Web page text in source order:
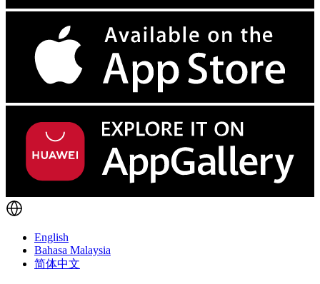
English
Bahasa Malaysia
简体中文